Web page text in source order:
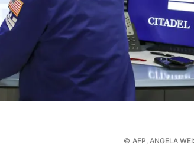
© AFP, ANGELA